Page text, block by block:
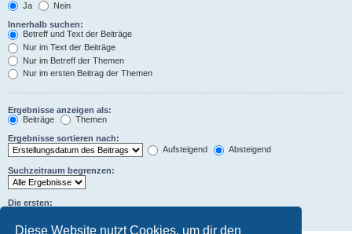
Diese Website nutzt Cookies, um dir den
Ja
Nein
Innerhalb suchen:
Betreff und Text der Beiträge
Nur im Text der Beiträge
Nur im Betreff der Themen
Nur im ersten Beitrag der Themen
Ergebnisse anzeigen als:
Beiträge
Themen
Ergebnisse sortieren nach:
Aufsteigend
Absteigend
Suchzeitraum begrenzen:
Die ersten: